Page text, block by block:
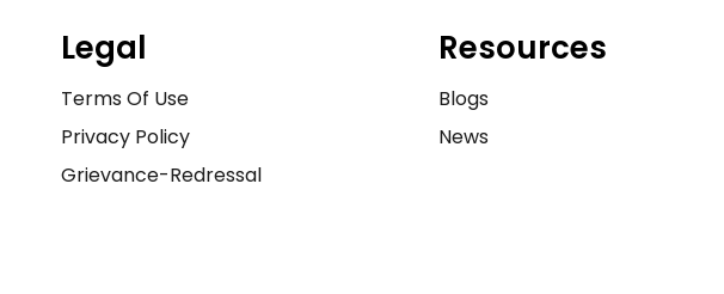
Legal
Terms Of Use
Privacy Policy
Grievance-Redressal
Resources
Blogs
News